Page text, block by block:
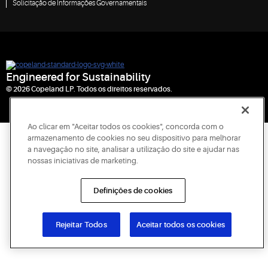
Solicitação de Informações Governamentais
Engineered for Sustainability
© 2026 Copeland LP. Todos os direitos reservados.
Ao clicar em "Aceitar todos os cookies", concorda com o
armazenamento de cookies no seu dispositivo para melhorar
a navegação no site, analisar a utilização do site e ajudar nas
nossas iniciativas de marketing.
Definições de cookies
Rejeitar Todos Aceitar todos os cookies